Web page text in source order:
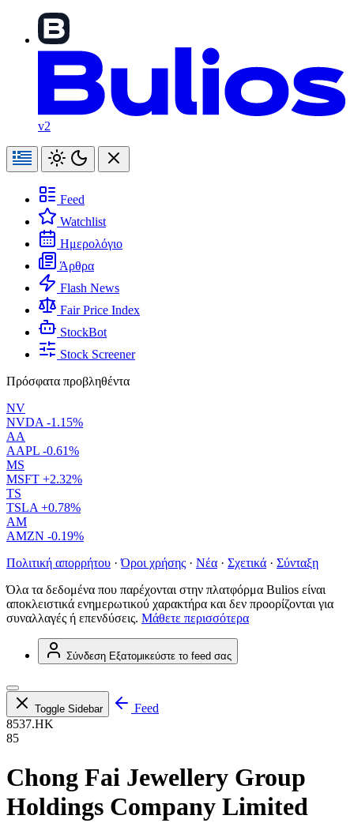
v2
Feed
Watchlist
Ημερολόγιο
Άρθρα
Flash News
Fair Price Index
StockBot
Stock Screener
Πρόσφατα προβληθέντα
NV
NVDA -1.15%
AA
AAPL -0.61%
MS
MSFT +2.32%
TS
TSLA +0.78%
AM
AMZN -0.19%
Πολιτική απορρήτου · Όροι χρήσης · Νέα · Σχετικά · Σύνταξη
Όλα τα δεδομένα που παρέχονται στην πλατφόρμα Bulios είναι
αποκλειστικά ενημερωτικού χαρακτήρα και δεν προορίζονται για
συναλλαγές ή επενδύσεις. Μάθετε περισσότερα
Σύνδεση Εξατομικεύστε το feed σας
Toggle Sidebar
Feed
8537.HK
85
Chong Fai Jewellery Group
Holdings Company Limited